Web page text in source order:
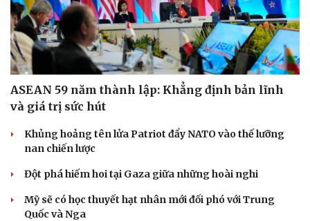
ASEAN 59 năm thành lập: Khẳng định bản lĩnh
và giá trị sức hút
Khủng hoảng tên lửa Patriot đẩy NATO vào thế lưỡng
nan chiến lược
Đột phá hiếm hoi tại Gaza giữa những hoài nghi
Mỹ sẽ có học thuyết hạt nhân mới đối phó với Trung
Quốc và Nga